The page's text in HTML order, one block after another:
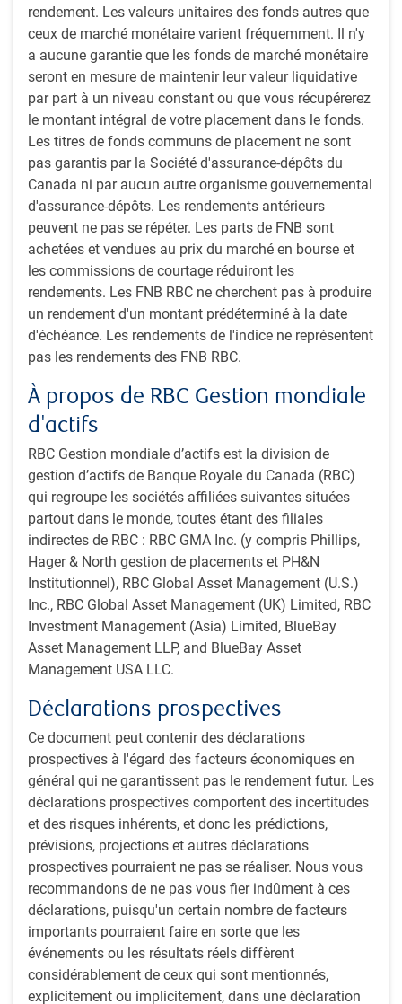
rendement. Les valeurs unitaires des fonds autres que
ceux de marché monétaire varient fréquemment. Il n'y
a aucune garantie que les fonds de marché monétaire
seront en mesure de maintenir leur valeur liquidative
par part à un niveau constant ou que vous récupérerez
le montant intégral de votre placement dans le fonds.
Les titres de fonds communs de placement ne sont
pas garantis par la Société d'assurance-dépôts du
Canada ni par aucun autre organisme gouvernemental
d'assurance-dépôts. Les rendements antérieurs
peuvent ne pas se répéter. Les parts de FNB sont
achetées et vendues au prix du marché en bourse et
les commissions de courtage réduiront les
rendements. Les FNB RBC ne cherchent pas à produire
un rendement d'un montant prédéterminé à la date
d'échéance. Les rendements de l'indice ne représentent
pas les rendements des FNB RBC.
À propos de RBC Gestion mondiale
d'actifs
RBC Gestion mondiale d’actifs est la division de
gestion d’actifs de Banque Royale du Canada (RBC)
qui regroupe les sociétés affiliées suivantes situées
partout dans le monde, toutes étant des filiales
indirectes de RBC : RBC GMA Inc. (y compris Phillips,
Hager & North gestion de placements et PH&N
Institutionnel), RBC Global Asset Management (U.S.)
Inc., RBC Global Asset Management (UK) Limited, RBC
Investment Management (Asia) Limited, BlueBay
Asset Management LLP, and BlueBay Asset
Management USA LLC.
Déclarations prospectives
Ce document peut contenir des déclarations
prospectives à l'égard des facteurs économiques en
général qui ne garantissent pas le rendement futur. Les
déclarations prospectives comportent des incertitudes
et des risques inhérents, et donc les prédictions,
prévisions, projections et autres déclarations
prospectives pourraient ne pas se réaliser. Nous vous
recommandons de ne pas vous fier indûment à ces
déclarations, puisqu'un certain nombre de facteurs
importants pourraient faire en sorte que les
événements ou les résultats réels diffèrent
considérablement de ceux qui sont mentionnés,
explicitement ou implicitement, dans une déclaration
Financement mondial à effet de levier
Nos spécialistes du financement mondial à effet de levier
comprennent de no mbreux professionnels des placements
chevronnés et axés sur la recherche, qui possèdent une
grande expérience en analyse de crédit et en placement au
cours de plusieurs cycles de crédit. Cette expérience est
essentielle pour quiconque veut faire de bons placements
tant sur les marchés haussiers que baissiers.
Titres mondiaux de catégorie
investissement
Les spécialistes des titres mondiaux de catégorie
investissement tirent leur force de la taille de l’équipe et de
la qualité de ses membres. Ceux-ci sont des professionnels
aguerris ayant une vaste expérience et des connaissances
en matière de crédit que de macroéconomie.
Créances titrisées
WNous sommes adeptes d’une méthode active fondée sur
notre profonde connaissance de la complexité structurelle
des titres adossés à des actifs. Nous investissons dans
divers types de créances garanties, y compris les
hypothèques résidentielles et commerciales, les prêts sur
cartes de crédit et les prêts à effet de levier.
Titres de créance en actifs multiples
Les titres de créance en actifs multiples procurent la
flexibilité voulue pour encaisser les rendements dans une
conjoncture favorable, tout en cherchant à obtenir une
protection contre les baisses en cas de repli des marchés.
Nous croyons que cette stratégie de gestion des
placements présente un profil risque-rendement attrayant
pour la répartition de l’actif.
Forts de notre connaissance approfondie de toute la
gamme de titres à revenu fixe et des différents styles de
gestion, nous tirons parti des possibilités de placement
dans les titres de catégorie investissement, les titres
mondiaux à rendement élevé, les titres de créance
structurés, les prêts, les obligations à conversion
conditionnelle, les obligations convertibles et les marchés